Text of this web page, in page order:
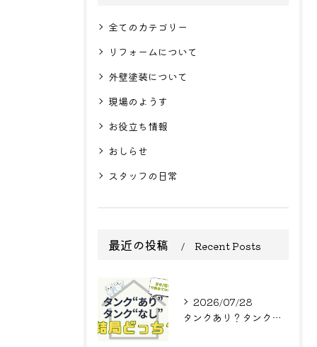
全てのカテゴリー
リフォームについて
外壁塗装について
現場のようす
お役立ち情報
おしらせ
スタッフの日常
最近の投稿 Recent Posts
2026/07/28
タンクあり？タンクなし？結局どっち？